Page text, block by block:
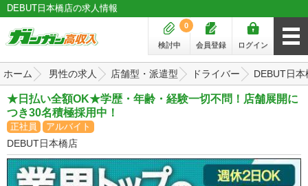
DEBUT日本橋店の求人情報
ログイン
会員登録
検討中
0
ホーム 男性の求人 店舗型・派遣型 ドライバー DEBUT日本
★日払い全額OK★学歴・年齢・経験一切不問！店舗展開に
つき30名積極採用中！
正社員 アルバイト
DEBUT日本橋店